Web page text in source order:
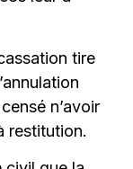
tire
n’avoir
restitution.